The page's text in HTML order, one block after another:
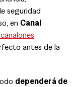
seguridad
en Canal
antes de la
dependerá de